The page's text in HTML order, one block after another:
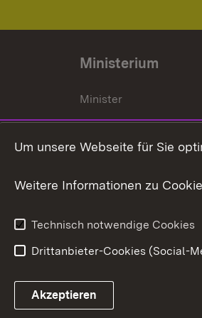
Ministerium
Minister
Staatssekrektär
Ministerialdirektorin
Organigramm
Link zum Landesportal
Um unsere Webseite für Sie
Weitere Informationen zu
Technisch notwendige Cookies
Drittanbieter-Cookies (Social-
Akzeptieren